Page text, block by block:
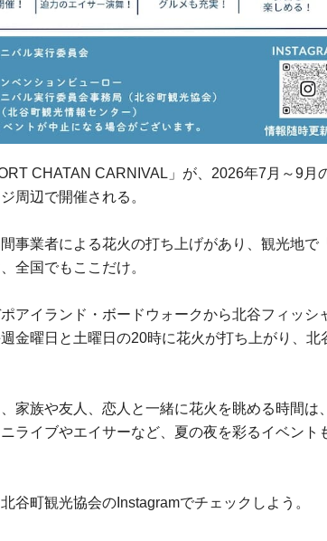
CHATAN CARNIVAL」が、2026年7月～9月
周辺で開催される。
事業者による花火の打ち上げがあり、観光地で
全国でもここだけ。
アイランド・ボードウォークから北谷フィッシ
金曜日と土曜日の20時に花火が打ち上がり、北
家族や友人、恋人と一緒に花火を眺める時間は
ライブやエイサーなど、夏の夜を彩るイベント
谷町観光協会のInstagramでチェックしよう。